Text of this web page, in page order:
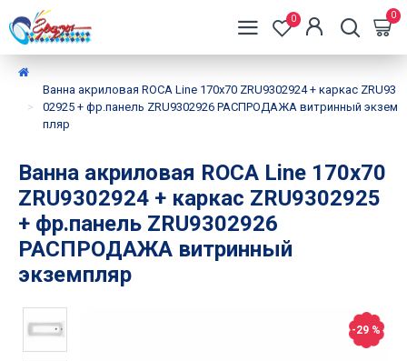
0 0
Ванна акриловая ROCA Line 170х70 ZRU9302924 + каркас ZRU93
02925 + фр.панель ZRU9302926 РАСПРОДАЖА витринный экзем
пляр
Ванна акриловая ROCA Line 170х70
ZRU9302924 + каркас ZRU9302925
+ фр.панель ZRU9302926
РАСПРОДАЖА витринный
экземпляр
-29 %